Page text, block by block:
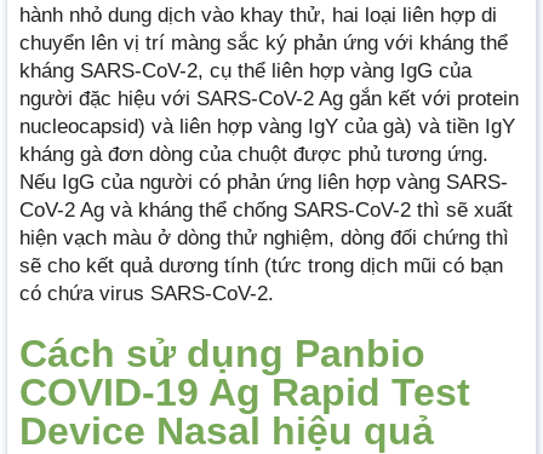
hành nhỏ dung dịch vào khay thử, hai loại liên hợp di
chuyển lên vị trí màng sắc ký phản ứng với kháng thể
kháng SARS-CoV-2, cụ thể liên hợp vàng IgG của
người đặc hiệu với SARS-CoV-2 Ag gắn kết với protein
nucleocapsid) và liên hợp vàng IgY của gà) và tiền IgY
kháng gà đơn dòng của chuột được phủ tương ứng.
Nếu IgG của người có phản ứng liên hợp vàng SARS-
CoV-2 Ag và kháng thể chống SARS-CoV-2 thì sẽ xuất
hiện vạch màu ở dòng thử nghiệm, dòng đối chứng thì
sẽ cho kết quả dương tính (tức trong dịch mũi có bạn
có chứa virus SARS-CoV-2.
Cách sử dụng Panbio
COVID-19 Ag Rapid Test
Device Nasal hiệu quả